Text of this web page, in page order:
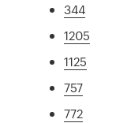
344
1205
1125
757
772